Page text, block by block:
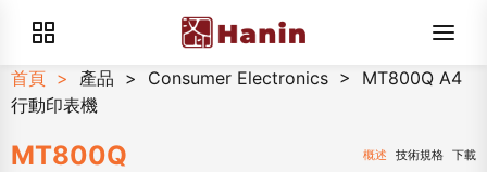
首頁 > 產品 > Consumer Electronics >
MT800Q A4
行動印表機
MT800Q 概述 技術規格 下載